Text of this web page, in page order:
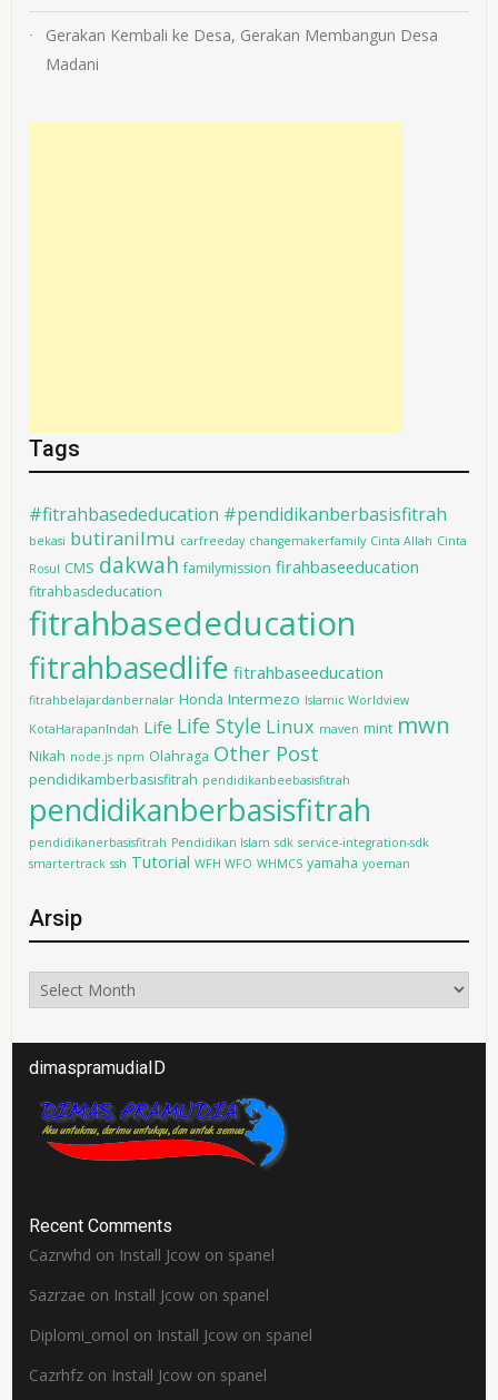
Gerakan Kembali ke Desa, Gerakan Membangun Desa
Madani
Tags
#fitrahbasededucation #pendidikanberbasisfitrah
bekasi butiranilmu carfreeday changemakerfamily Cinta Allah Cinta
Rosul CMS dakwah familymission firahbaseeducation
fitrahbasdeducation
fitrahbasededucation
fitrahbasedlife fitrahbaseeducation
fitrahbelajardanbernalar Honda Intermezo Islamic Worldview
KotaHarapanIndah Life Life Style Linux maven mint mwn
Nikah node.js npm Olahraga Other Post
pendidikamberbasisfitrah pendidikanbeebasisfitrah
pendidikanberbasisfitrah
pendidikanerbasisfitrah Pendidikan Islam sdk service-integration-sdk
smartertrack ssh Tutorial WFH WFO WHMCS yamaha yoeman
Arsip
Arsip
dimaspramudiaID
Recent Comments
Cazrwhd on Install Jcow on spanel
Sazrzae on Install Jcow on spanel
Diplomi_omol on Install Jcow on spanel
Cazrhfz on Install Jcow on spanel